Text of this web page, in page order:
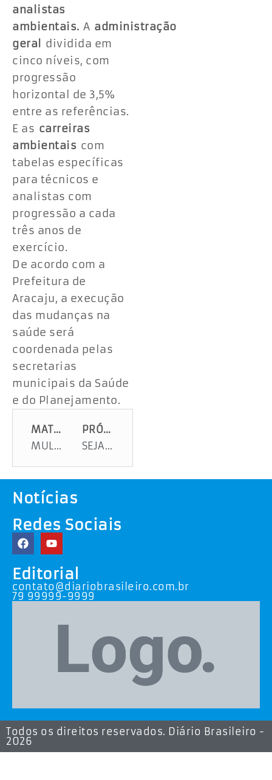
analistas
ambientais. A administração
geral dividida em
cinco níveis, com
progressão
horizontal de 3,5%
entre as referências.
E as carreiras
ambientais com
tabelas específicas
para técnicos e
analistas com
progressão a cada
três anos de
exercício.
De acordo com a
Prefeitura de
Aracaju, a execução
das mudanças na
saúde será
coordenada pelas
secretarias
municipais da Saúde
e do Planejamento.
MATÉRIA ANTERIOR
MULHER QUASE MORRE ATROPELADA, QUANDO FAZIA LEITURA DE HIDRÔMETRO
PRÓXIMA MATÉRIA
SEJA PROFESSOR UNIVERSITÁRIO
Notícias
Redes Sociais
Editorial
contato@diariobrasileiro.com.br
79 99999-9999
Todos os direitos reservados. Diário Brasileiro -
2026